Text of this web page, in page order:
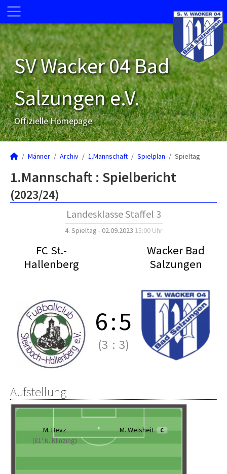
SV Wacker 04 Bad
Salzungen e.V.
Offizielle Homepage
Männer Archiv 1.Mannschaft Spielplan Spieltag
1.Mannschaft : Spielbericht
(2023/24)
Landesklasse Staffel 3
4. Spieltag - 02.09.2023 15:00 Uhr
FC St.-
Hallenberg
Wacker Bad
Salzungen
6:5
(3 : 3)
Aufstellung
M. Bevz
(81' N. Klinzing)
M. Weisheit C